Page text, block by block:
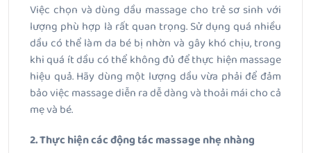
Việc chọn và dùng dầu massage cho trẻ sơ sinh với
lượng phù hợp là rất quan trọng. Sử dụng quá nhiều
dầu có thể làm da bé bị nhờn và gây khó chịu, trong
khi quá ít dầu có thể không đủ để thực hiện massage
hiệu quả. Hãy dùng một lượng dầu vừa phải để đảm
bảo việc massage diễn ra dễ dàng và thoải mái cho cả
mẹ và bé.
2. Thực hiện các động tác massage nhẹ nhàng